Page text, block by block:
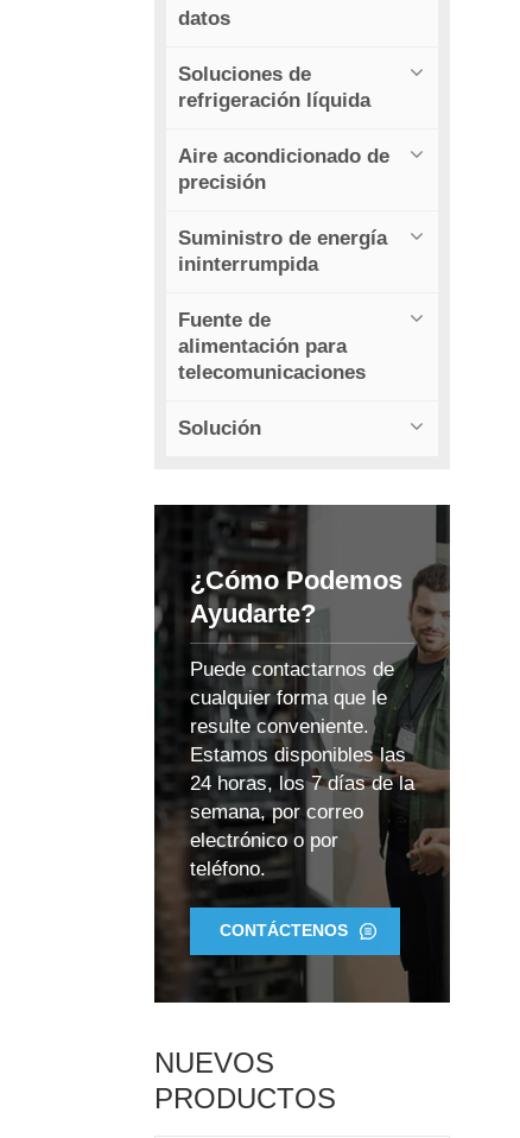
datos
Soluciones de
refrigeración líquida
Aire acondicionado de
precisión
Suministro de energía
ininterrumpida
Fuente de
alimentación para
telecomunicaciones
Solución
¿Cómo Podemos
Ayudarte?
Puede contactarnos de
cualquier forma que le
resulte conveniente.
Estamos disponibles las
24 horas, los 7 días de la
semana, por correo
electrónico o por
teléfono.
CONTÁCTENOS
NUEVOS
PRODUCTOS